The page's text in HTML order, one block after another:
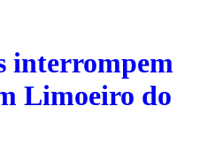
interrompem
Limoeiro do